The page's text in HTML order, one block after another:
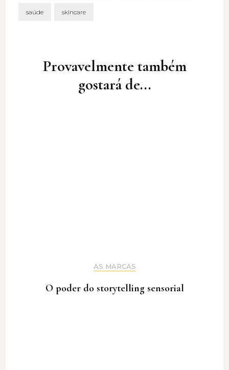
saúde skincare
Provavelmente também
gostará de...
AS MARCAS
O poder do storytelling sensorial